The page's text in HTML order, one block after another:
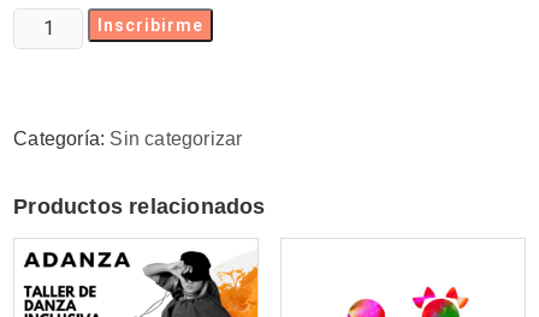
Inscribirme
Categoría: Sin categorizar
Productos relacionados